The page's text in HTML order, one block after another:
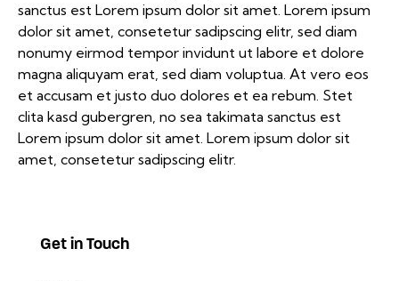
sanctus est Lorem ipsum dolor sit amet. Lorem ipsum
dolor sit amet, consetetur sadipscing elitr, sed diam
nonumy eirmod tempor invidunt ut labore et dolore
magna aliquyam erat, sed diam voluptua. At vero eos
et accusam et justo duo dolores et ea rebum. Stet
clita kasd gubergren, no sea takimata sanctus est
Lorem ipsum dolor sit amet. Lorem ipsum dolor sit
amet, consetetur sadipscing elitr.
Get in Touch